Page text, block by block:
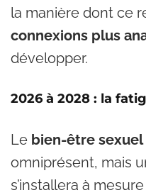
la manière dont ce
connexions plus
développer.
2026 à 2028 : la
Le bien-être
omniprésent, mais
s’installera à